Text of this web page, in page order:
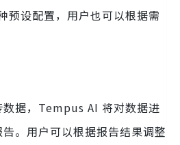
预设配置，用户也可以根据需
据，Tempus AI 将对数据进
。用户可以根据报告结果调整